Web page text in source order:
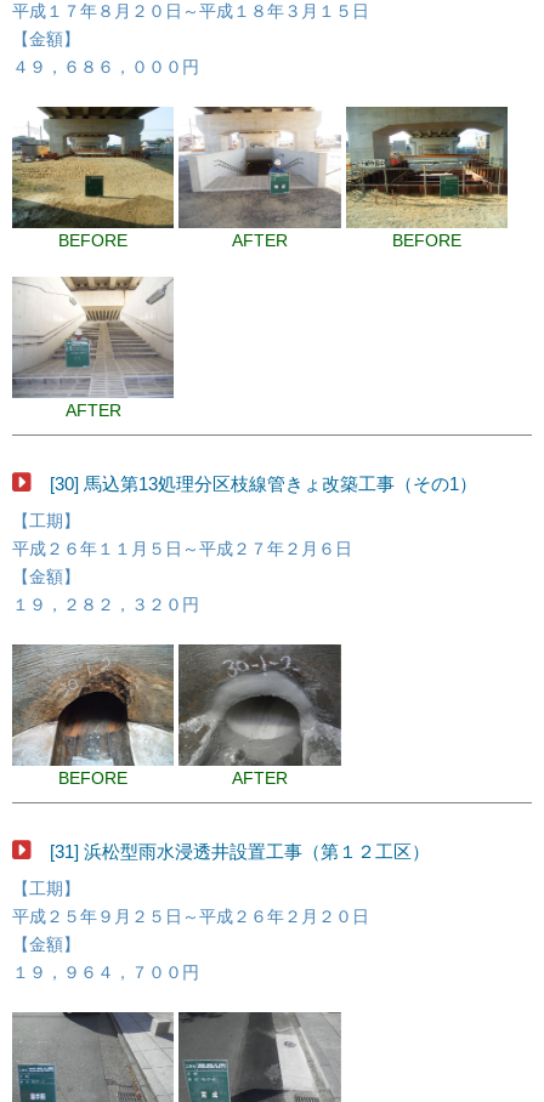
平成１７年８月２０日～平成１８年３月１５日
【金額】
４９，６８６，０００円
BEFORE AFTER BEFORE
AFTER
[30] 馬込第13処理分区枝線管きょ改築工事（その1）
【工期】
平成２６年１１月５日～平成２７年２月６日
【金額】
１９，２８２，３２０円
BEFORE AFTER
[31] 浜松型雨水浸透井設置工事（第１２工区）
【工期】
平成２５年９月２５日～平成２６年２月２０日
【金額】
１９，９６４，７００円